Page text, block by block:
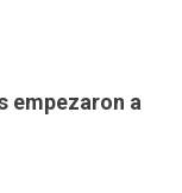
empezaron a